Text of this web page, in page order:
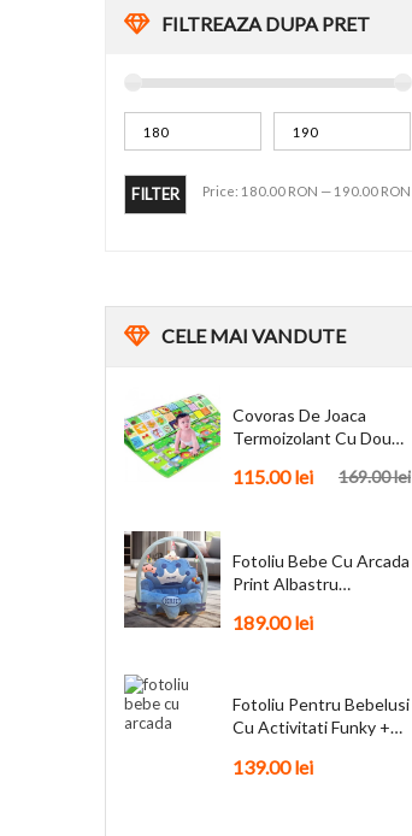
FILTREAZA DUPA PRET
FILTER Price: 180.00 RON — 190.00 RON
CELEMAI VANDUTE
Covoras De Joaca
Termoizolant Cu Doua
169.00 lei
115.00 lei
Fotoliu Bebe Cu Arcada
Print Albastru
189.00 lei
Fotoliu Pentru Bebelusi
Cu Activitati Funky +
139.00 lei